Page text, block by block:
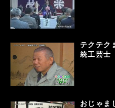
テクテク
統工芸士
おじゃま